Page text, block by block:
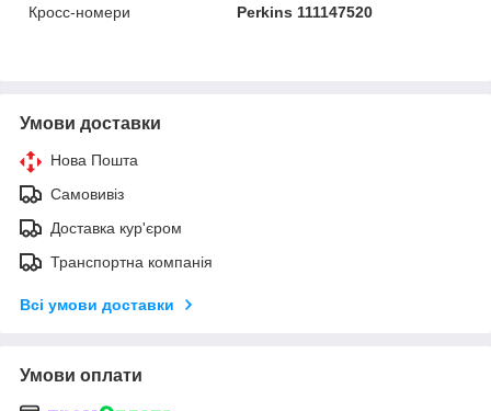
Кросс-номери
Perkins 111147520
Умови доставки
Нова Пошта
Самовивіз
Доставка кур'єром
Транспортна компанія
Всі умови доставки
Умови оплати